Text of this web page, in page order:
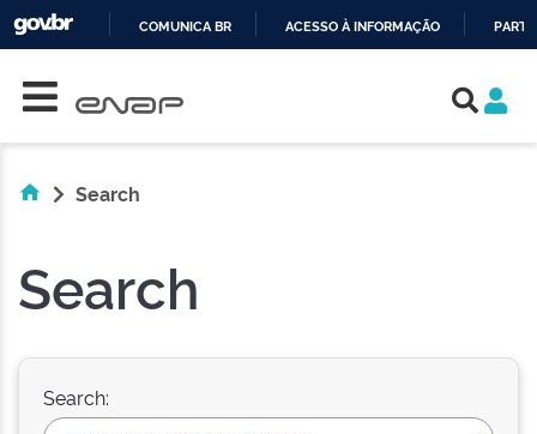
COMUNICA BR ACESSO À INFORMAÇÃO
Search
Search
Search: